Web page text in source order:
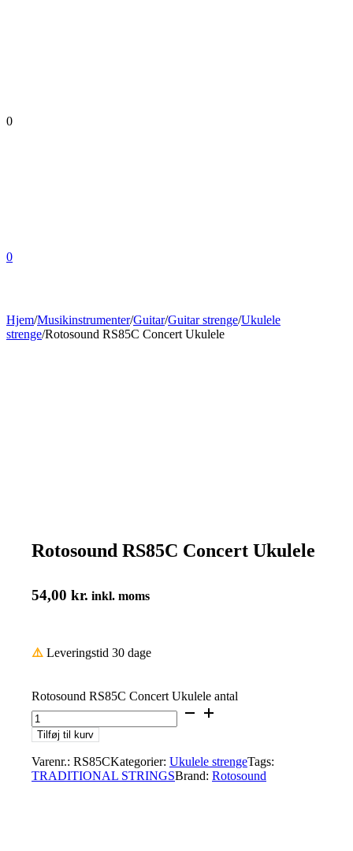
0
0
Hjem/Musikinstrumenter/Guitar/Guitar strenge/Ukulele
strenge/Rotosound RS85C Concert Ukulele
Rotosound RS85C Concert Ukulele
54,00 kr. inkl. moms
⚠️ Leveringstid 30 dage
Rotosound RS85C Concert Ukulele antal
Tilføj til kurv
Varenr.: RS85CKategorier: Ukulele strengeTags:
TRADITIONAL STRINGSBrand: Rotosound